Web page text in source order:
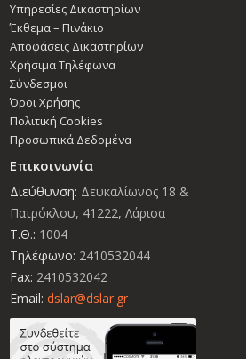
Υπηρεσίες Δικαστηρίων
Έκθεμα – Πινάκιο
Αποφάσεις Δικαστηρίων
Χρήσιμα Τηλέφωνα
Σύνδεσμοι
Όροι Χρήσης
Πολιτική Cookies
Προσωπικά Δεδομένα
Επικοινωνία
Διεύθυνση: Δευκαλίωνος 18 &
Πατρόκλου, 41222, Λάρισα
Τ.Θ.: 1004
Τηλέφωνο: 2410532044
Fax: 2410532042
Email: dslar@dslar.gr